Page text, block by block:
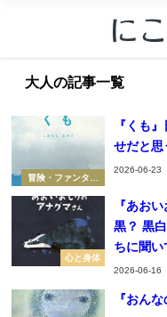
大人の記事一覧
冒険・ファンタジ
『くも
せだと思
2026-06-23
心と身体
『あお
黒？ 黒
ちに聞い
2026-06-16
『おん